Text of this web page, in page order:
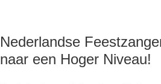
Nederlandse
naar een Hoger Niveau!